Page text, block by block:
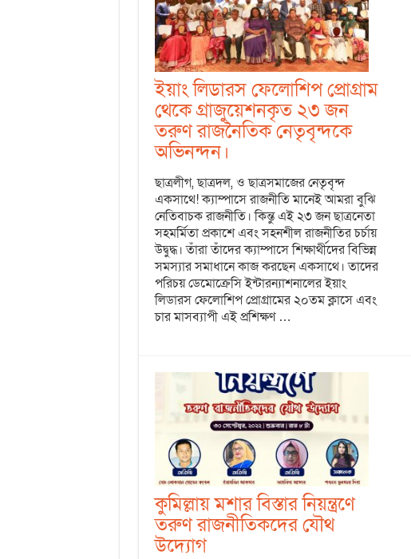
ইয়াং লিডারস ফেলোশিপ প্রোগ্রাম
থেকে গ্রাজুয়েশনকৃত ২৩ জন
তরুণ রাজনৈতিক নেতৃবৃন্দকে
অভিনন্দন।
ছাত্রলীগ, ছাত্রদল, ও ছাত্রসমাজের নেতৃবৃন্দ
একসাথে! ক্যাম্পাসে রাজনীতি মানেই আমরা বুঝি
নেতিবাচক রাজনীতি। কিন্তু এই ২৩ জন ছাত্রনেতা
সহমর্মিতা প্রকাশে এবং সহনশীল রাজনীতির চর্চায়
উদ্বুদ্ধ। তাঁরা তাঁদের ক্যাম্পাসে শিক্ষার্থীদের বিভিন্ন
সমস্যার সমাধানে কাজ করছেন একসাথে। তাদের
পরিচয় ডেমোক্রেসি ইন্টারন্যাশনালের ইয়াং
লিডারস ফেলোশিপ প্রোগ্রামের ২০তম ক্লাসে এবং
চার মাসব্যাপী এই প্রশিক্ষণ …
কুমিল্লায় মশার বিস্তার নিয়ন্ত্রণে
তরুণ রাজনীতিকদের যৌথ
উদ্যোগ